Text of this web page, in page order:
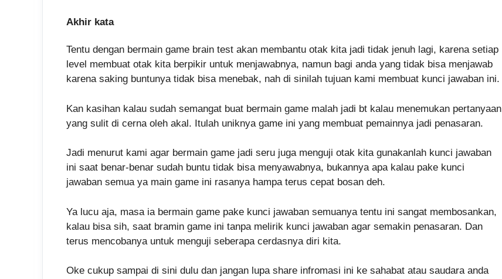
Akhir kata
Tentu dengan bermain game brain test akan membantu otak kita jadi tidak jenuh lagi, karena setiap
level membuat otak kita berpikir untuk menjawabnya, namun bagi anda yang tidak bisa menjawab
karena saking buntunya tidak bisa menebak, nah di sinilah tujuan kami membuat kunci jawaban ini.
Kan kasihan kalau sudah semangat buat bermain game malah jadi bt kalau menemukan pertanyaan
yang sulit di cerna oleh akal. Itulah uniknya game ini yang membuat pemainnya jadi penasaran.
Jadi menurut kami agar bermain game jadi seru juga menguji otak kita gunakanlah kunci jawaban
ini saat benar-benar sudah buntu tidak bisa menyawabnya, bukannya apa kalau pake kunci
jawaban semua ya main game ini rasanya hampa terus cepat bosan deh.
Ya lucu aja, masa ia bermain game pake kunci jawaban semuanya tentu ini sangat membosankan,
kalau bisa sih, saat bramin game ini tanpa melirik kunci jawaban agar semakin penasaran. Dan
terus mencobanya untuk menguji seberapa cerdasnya diri kita.
Oke cukup sampai di sini dulu dan jangan lupa share infromasi ini ke sahabat atau saudara anda